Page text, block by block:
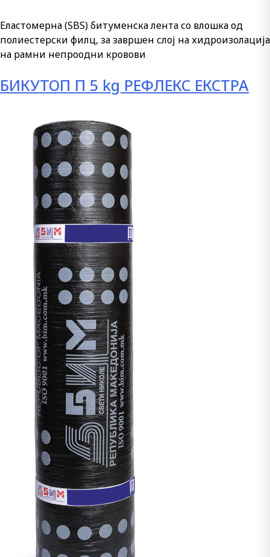
Еластомерна (SBS) битуменска лента со влошка од
полиестерски филц, за завршен слој на хидроизолација
на рамни непроодни кровови
БИКУТОП П 5 kg РЕФЛЕКС ЕКСТРА